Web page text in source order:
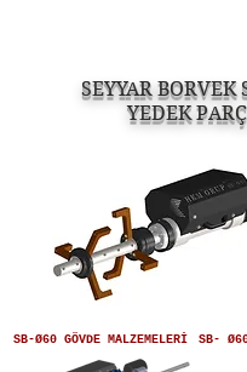
SEYYAR BORVEK
YEDEK
SB-Ø60 GÖVDE MALZEMELERİ SB- Ø60